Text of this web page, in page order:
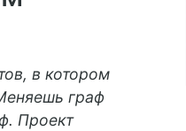
в котором
граф
Проект